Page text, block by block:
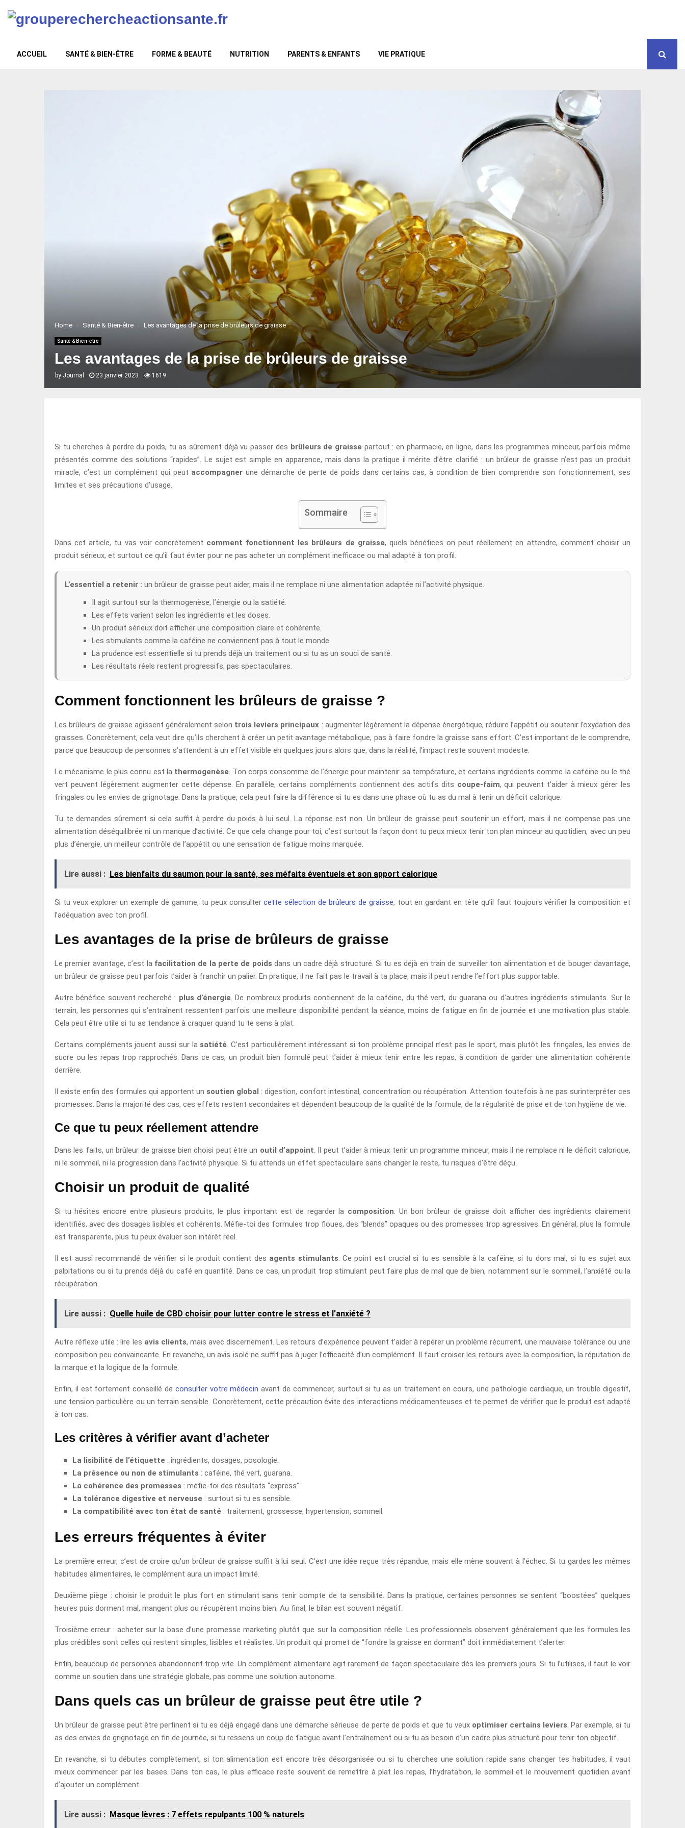
ACCUEIL SANTÉ & BIEN-ÊTRE FORME & BEAUTÉ NUTRITION PARENTS & ENFANTS VIE PRATIQUE
Home Santé & Bien-être Les avantages de la prise de brûleurs de graisse
Santé & Bien-être
Les avantages de la prise de brûleurs de graisse
by Journal 23 janvier 2023 1619
Si tu cherches à perdre du poids, tu as sûrement déjà vu passer des brûleurs de graisse partout : en pharmacie, en ligne, dans les programmes minceur, parfois même
présentés comme des solutions “rapides”. Le sujet est simple en apparence, mais dans la pratique il mérite d’être clarifié : un brûleur de graisse n’est pas un produit
miracle, c’est un complément qui peut accompagner une démarche de perte de poids dans certains cas, à condition de bien comprendre son fonctionnement, ses
limites et ses précautions d’usage.
Sommaire
Dans cet article, tu vas voir concrètement comment fonctionnent les brûleurs de graisse, quels bénéfices on peut réellement en attendre, comment choisir un
produit sérieux, et surtout ce qu’il faut éviter pour ne pas acheter un complément inefficace ou mal adapté à ton profil.
L’essentiel a retenir : un brûleur de graisse peut aider, mais il ne remplace ni une alimentation adaptée ni l’activité physique.
Il agit surtout sur la thermogenèse, l’énergie ou la satiété.
Les effets varient selon les ingrédients et les doses.
Un produit sérieux doit afficher une composition claire et cohérente.
Les stimulants comme la caféine ne conviennent pas à tout le monde.
La prudence est essentielle si tu prends déjà un traitement ou si tu as un souci de santé.
Les résultats réels restent progressifs, pas spectaculaires.
Comment fonctionnent les brûleurs de graisse ?
Les brûleurs de graisse agissent généralement selon trois leviers principaux : augmenter légèrement la dépense énergétique, réduire l’appétit ou soutenir l’oxydation des
graisses. Concrètement, cela veut dire qu’ils cherchent à créer un petit avantage métabolique, pas à faire fondre la graisse sans effort. C’est important de le comprendre,
parce que beaucoup de personnes s’attendent à un effet visible en quelques jours alors que, dans la réalité, l’impact reste souvent modeste.
Le mécanisme le plus connu est la thermogenèse . Ton corps consomme de l’énergie pour maintenir sa température, et certains ingrédients comme la caféine ou le thé
vert peuvent légèrement augmenter cette dépense. En parallèle, certains compléments contiennent des actifs dits coupe-faim, qui peuvent t’aider à mieux gérer les
fringales ou les envies de grignotage. Dans la pratique, cela peut faire la différence si tu es dans une phase où tu as du mal à tenir un déficit calorique.
Tu te demandes sûrement si cela suffit à perdre du poids à lui seul. La réponse est non. Un brûleur de graisse peut soutenir un effort, mais il ne compense pas une
alimentation déséquilibrée ni un manque d’activité. Ce que cela change pour toi, c’est surtout la façon dont tu peux mieux tenir ton plan minceur au quotidien, avec un peu
plus d’énergie, un meilleur contrôle de l’appétit ou une sensation de fatigue moins marquée.
Lire aussi : Les bienfaits du saumon pour la santé, ses méfaits éventuels et son apport calorique
Si tu veux explorer un exemple de gamme, tu peux consultercette sélection de brûleurs de graisse, tout en gardant en tête qu’il faut toujours vérifier la composition et
l’adéquation avec ton profil.
Les avantages de la prise de brûleurs de graisse
Le premier avantage, c’est la facilitation de la perte de poids dans un cadre déjà structuré. Si tu es déjà en train de surveiller ton alimentation et de bouger davantage,
un brûleur de graisse peut parfois t’aider à franchir un palier. En pratique, il ne fait pas le travail à ta place, mais il peut rendre l’effort plus supportable.
Autre bénéfice souvent recherché : plus d’énergie . De nombreux produits contiennent de la caféine, du thé vert, du guarana ou d’autres ingrédients stimulants. Sur le
terrain, les personnes qui s’entraînent ressentent parfois une meilleure disponibilité pendant la séance, moins de fatigue en fin de journée et une motivation plus stable.
Cela peut être utile si tu as tendance à craquer quand tu te sens à plat.
Certains compléments jouent aussi sur lasatiété . C’est particulièrement intéressant si ton problème principal n’est pas le sport, mais plutôt les fringales, les envies de
sucre ou les repas trop rapprochés. Dans ce cas, un produit bien formulé peut t’aider à mieux tenir entre les repas, à condition de garder une alimentation cohérente
derrière.
Il existe enfin des formules qui apportent unsoutien global : digestion, confort intestinal, concentration ou récupération. Attention toutefois à ne pas surinterpréter ces
promesses. Dans la majorité des cas, ces effets restent secondaires et dépendent beaucoup de la qualité de la formule, de la régularité de prise et de ton hygiène de vie.
Ce que tu peux réellement attendre
Dans les faits, un brûleur de graisse bien choisi peut être un outil d’appoint . Il peut t’aider à mieux tenir un programme minceur, mais il ne remplace ni le déficit calorique,
ni le sommeil, ni la progression dans l’activité physique. Si tu attends un effet spectaculaire sans changer le reste, tu risques d’être déçu.
Choisir un produit de qualité
Si tu hésites encore entre plusieurs produits, le plus important est de regarder la composition . Un bon brûleur de graisse doit afficher des ingrédients clairement
identifiés, avec des dosages lisibles et cohérents. Méfie-toi des formules trop floues, des “blends” opaques ou des promesses trop agressives. En général, plus la formule
est transparente, plus tu peux évaluer son intérêt réel.
Il est aussi recommandé de vérifier si le produit contient des agents stimulants . Ce point est crucial si tu es sensible à la caféine, si tu dors mal, si tu es sujet aux
palpitations ou si tu prends déjà du café en quantité. Dans ce cas, un produit trop stimulant peut faire plus de mal que de bien, notamment sur le sommeil, l’anxiété ou la
récupération.
Lire aussi : Quelle huile de CBD choisir pour lutter contre le stress et l'anxiété ?
Autre réflexe utile : lire les avis clients, mais avec discernement. Les retours d’expérience peuvent t’aider à repérer un problème récurrent, une mauvaise tolérance ou une
composition peu convaincante. En revanche, un avis isolé ne suffit pas à juger l’efficacité d’un complément. Il faut croiser les retours avec la composition, la réputation de
la marque et la logique de la formule.
Enfin, il est fortement conseillé de consulter votre médecin avant de commencer, surtout si tu as un traitement en cours, une pathologie cardiaque, un trouble digestif,
une tension particulière ou un terrain sensible. Concrètement, cette précaution évite des interactions médicamenteuses et te permet de vérifier que le produit est adapté
à ton cas.
Les critères à vérifier avant d’acheter
La lisibilité de l’étiquette : ingrédients, dosages, posologie.
La présence ou non de stimulants : caféine, thé vert, guarana.
La cohérence des promesses : méfie-toi des résultats “express”.
La tolérance digestive et nerveuse : surtout si tu es sensible.
La compatibilité avec ton état de santé : traitement, grossesse, hypertension, sommeil.
Les erreurs fréquentes à éviter
La première erreur, c’est de croire qu’un brûleur de graisse suffit à lui seul. C’est une idée reçue très répandue, mais elle mène souvent à l’échec. Si tu gardes les mêmes
habitudes alimentaires, le complément aura un impact limité.
Deuxième piège : choisir le produit le plus fort en stimulant sans tenir compte de ta sensibilité. Dans la pratique, certaines personnes se sentent “boostées” quelques
heures puis dorment mal, mangent plus ou récupèrent moins bien. Au final, le bilan est souvent négatif.
Troisième erreur : acheter sur la base d’une promesse marketing plutôt que sur la composition réelle. Les professionnels observent généralement que les formules les
plus crédibles sont celles qui restent simples, lisibles et réalistes. Un produit qui promet de “fondre la graisse en dormant” doit immédiatement t’alerter.
Enfin, beaucoup de personnes abandonnent trop vite. Un complément alimentaire agit rarement de façon spectaculaire dès les premiers jours. Si tu l’utilises, il faut le voir
comme un soutien dans une stratégie globale, pas comme une solution autonome.
Dans quels cas un brûleur de graisse peut être utile ?
Un brûleur de graisse peut être pertinent si tu es déjà engagé dans une démarche sérieuse de perte de poids et que tu veux optimiser certains leviers . Par exemple, si tu
as des envies de grignotage en fin de journée, si tu ressens un coup de fatigue avant l’entraînement ou si tu as besoin d’un cadre plus structuré pour tenir ton objectif.
En revanche, si tu débutes complètement, si ton alimentation est encore très désorganisée ou si tu cherches une solution rapide sans changer tes habitudes, il vaut
mieux commencer par les bases. Dans ton cas, le plus efficace reste souvent de remettre à plat les repas, l’hydratation, le sommeil et le mouvement quotidien avant
d’ajouter un complément.
Lire aussi : Masque lèvres : 7 effets repulpants 100 % naturels